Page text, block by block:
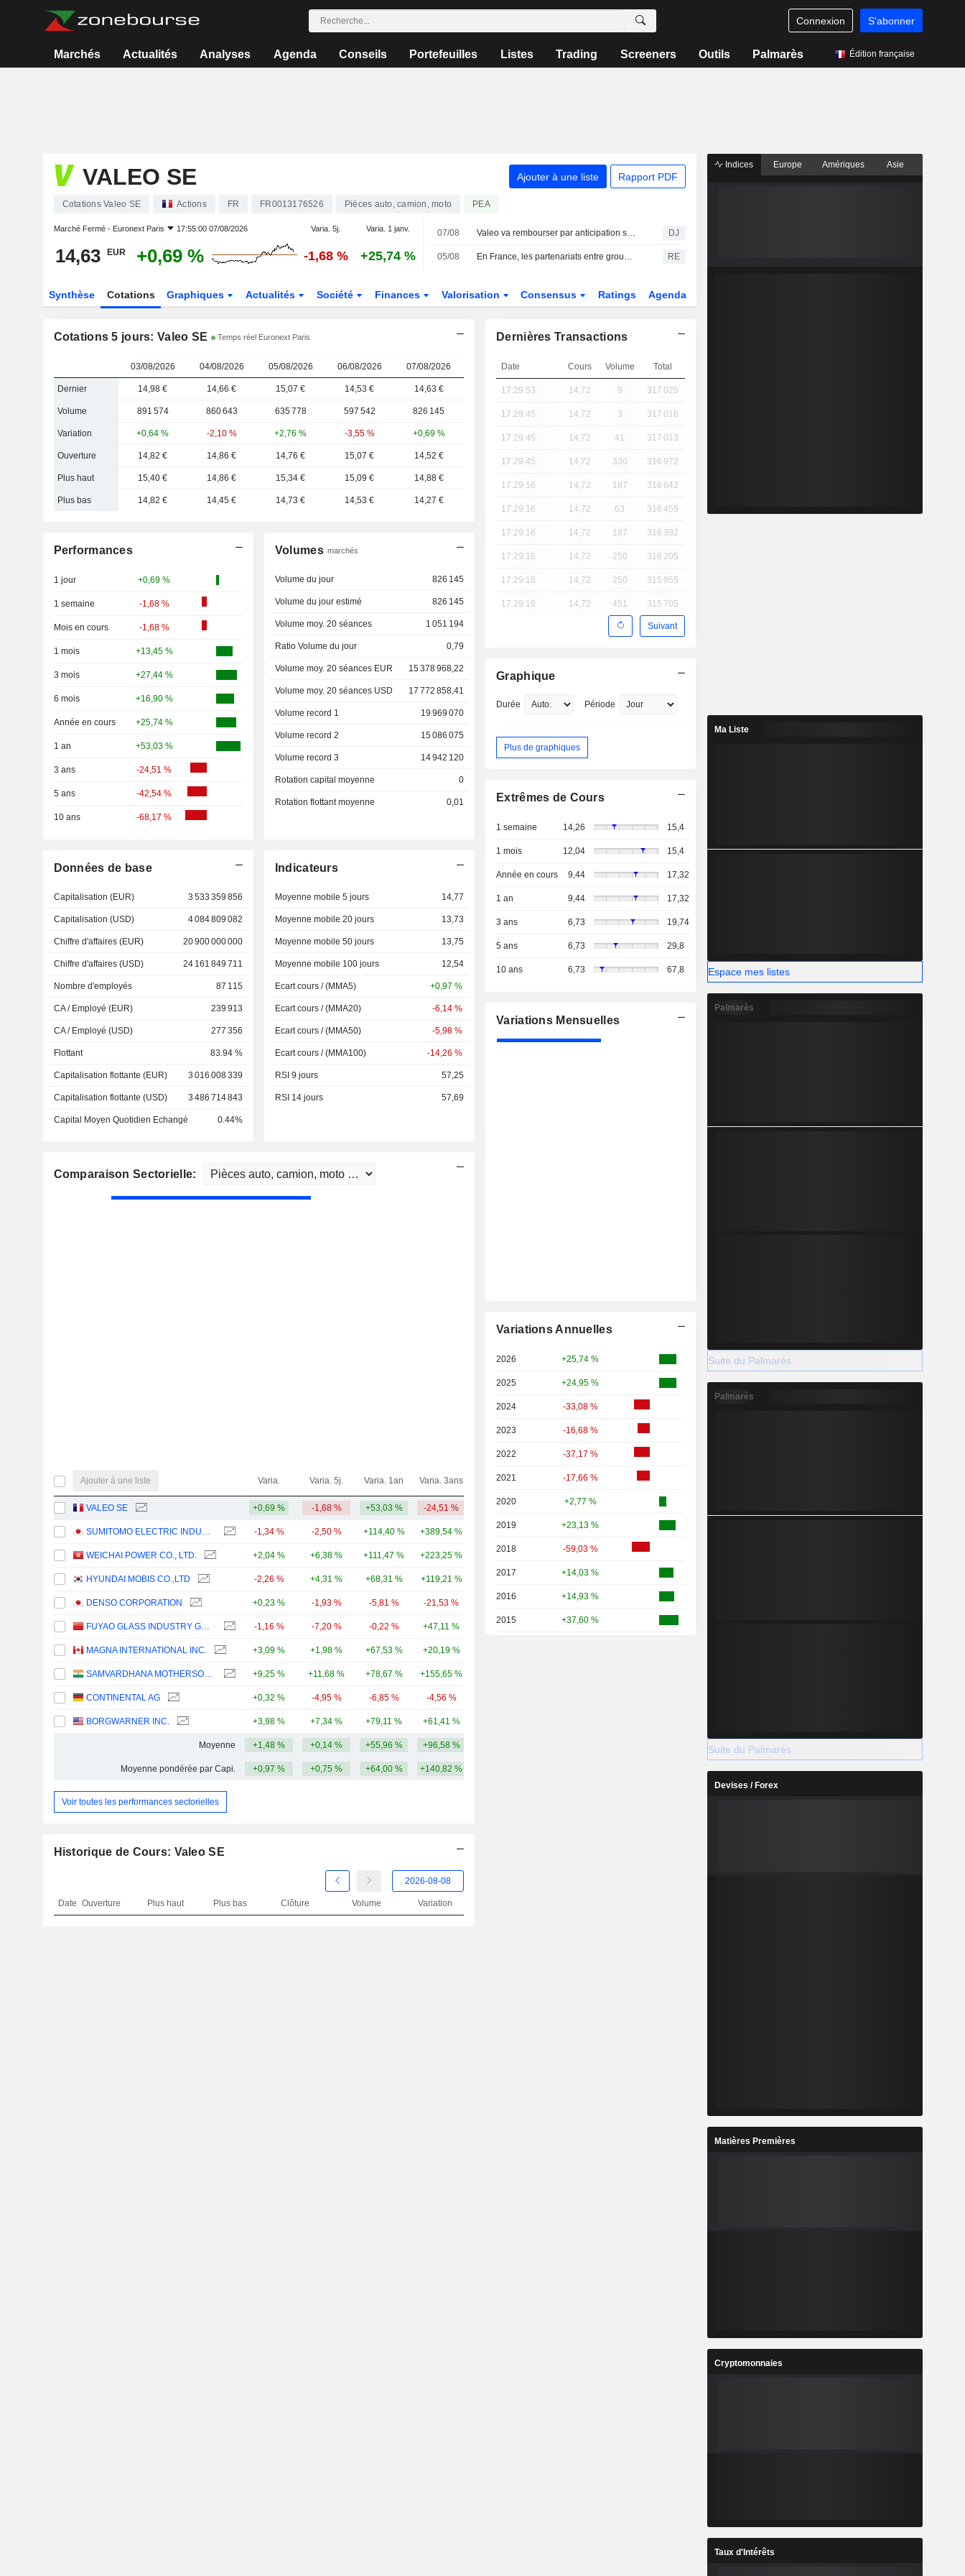
Connexion S'abonner
Marchés Actualités Analyses Agenda Conseils Portefeuilles Listes Trading Screeners Outils Palmarès Édition française
VALEO SE Ajouter à une liste Rapport PDF
Cotations Valeo SE Actions FR FR0013176526 Pièces auto, camion, moto PEA
Marché Fermé - Euronext Paris 17:55:00 07/08/2026 Varia. 5j. Varia. 1 janv.
14,63 EUR +0,69 % -1,68 % +25,74 %
07/08 Valeo va rembourser par anticipation ses obligations 2027 DJ
05/08 En France, les partenariats entre groupes automobiles et dronistes se multiplient RE
Synthèse Cotations Graphiques Actualités Société Finances Valorisation Consensus Ratings Agenda
Cotations 5 jours: Valeo SE Temps réel Euronext Paris
03/08/2026 04/08/2026 05/08/2026 06/08/2026 07/08/2026
Dernier 14,98 € 14,66 € 15,07 € 14,53 € 14,63 €
Volume 891 574 860 643 635 778 597 542 826 145
Variation +0,64 % -2,10 % +2,76 % -3,55 % +0,69 %
Ouverture 14,82 € 14,86 € 14,76 € 15,07 € 14,52 €
Plus haut 15,40 € 14,86 € 15,34 € 15,09 € 14,88 €
Plus bas 14,82 € 14,45 € 14,73 € 14,53 € 14,27 €
Performances
1 jour +0,69 %
1 semaine -1,68 %
Mois en cours -1,68 %
1 mois +13,45 %
3 mois +27,44 %
6 mois +16,90 %
Année en cours +25,74 %
1 an +53,03 %
3 ans -24,51 %
5 ans -42,54 %
10 ans -68,17 %
Volumes marchés
Volume du jour 826 145
Volume du jour estimé 826 145
Volume moy. 20 séances 1 051 194
Ratio Volume du jour 0,79
Volume moy. 20 séances EUR 15 378 968,22
Volume moy. 20 séances USD 17 772 858,41
Volume record 1 19 969 070
Volume record 2 15 086 075
Volume record 3 14 942 120
Rotation capital moyenne 0
Rotation flottant moyenne 0,01
Données de base
Capitalisation (EUR) 3 533 359 856
Capitalisation (USD) 4 084 809 082
Chiffre d'affaires (EUR) 20 900 000 000
Chiffre d'affaires (USD) 24 161 849 711
Nombre d'employés 87 115
CA / Employé (EUR) 239 913
CA / Employé (USD) 277 356
Flottant 83.94 %
Capitalisation flottante (EUR) 3 016 008 339
Capitalisation flottante (USD) 3 486 714 843
Capital Moyen Quotidien Echangé 0.44%
Indicateurs
Moyenne mobile 5 jours 14,77
Moyenne mobile 20 jours 13,73
Moyenne mobile 50 jours 13,75
Moyenne mobile 100 jours 12,54
Ecart cours / (MMA5) +0,97 %
Ecart cours / (MMA20) -6,14 %
Ecart cours / (MMA50) -5,98 %
Ecart cours / (MMA100) -14,26 %
RSI 9 jours 57,25
RSI 14 jours 57,69
Comparaison Sectorielle:
Ajouter à une liste Varia. Varia. 5j. Varia. 1an Varia. 3ans Capi.($)
VALEO SE +0,69 % -1,68 % +53,03 % -24,51 %
SUMITOMO ELECTRIC INDUSTRIES, LTD. -1,34 % -2,50 % +114,40 % +389,54 %
WEICHAI POWER CO., LTD. +2,04 % +6,38 % +111,47 % +223,25 %
HYUNDAI MOBIS CO.,LTD -2,26 % +4,31 % +68,31 % +119,21 %
DENSO CORPORATION +0,23 % -1,93 % -5,81 % -21,53 %
FUYAO GLASS INDUSTRY GROUP CO., LTD. -1,16 % -7,20 % -0,22 % +47,11 %
MAGNA INTERNATIONAL INC. +3,09 % +1,98 % +67,53 % +20,19 %
SAMVARDHANA MOTHERSON INTERNATIONAL LIMITED +9,25 % +11,68 % +78,67 % +155,65 %
CONTINENTAL AG +0,32 % -4,95 % -6,85 % -4,56 %
BORGWARNER INC. +3,98 % +7,34 % +79,11 % +61,41 %
Moyenne +1,48 % +0,14 % +55,96 % +96,58 %
Moyenne pondérée par Capi. +0,97 % +0,75 % +64,00 % +140,82 %
Voir toutes les performances sectorielles
Historique de Cours: Valeo SE
Date Ouverture Plus haut Plus bas Clôture Volume Variation
Dernières Transactions
Date Cours Volume Total
17:29:53 14,72 9 317 025
17:29:45 14,72 3 317 016
17:29:45 14,72 41 317 013
17:29:45 14,72 330 316 972
17:29:16 14,72 187 316 642
17:29:16 14,72 63 316 455
17:29:16 14,72 187 316 392
17:29:16 14,72 250 316 205
17:29:16 14,72 250 315 955
17:29:16 14,72 451 315 705
Suivant
Graphique
Durée Période
Plus de graphiques
Extrêmes de Cours
1 semaine 14,26 15,4
1 mois 12,04 15,4
Année en cours 9,44 17,32
1 an 9,44 17,32
3 ans 6,73 19,74
5 ans 6,73 29,8
10 ans 6,73 67,8
Variations Mensuelles
Variations Annuelles
2026 +25,74 %
2025 +24,95 %
2024 -33,08 %
2023 -16,68 %
2022 -37,17 %
2021 -17,66 %
2020 +2,77 %
2019 +23,13 %
2018 -59,03 %
2017 +14,03 %
2016 +14,93 %
2015 +37,60 %
Indices Europe Amériques Asie
Ma Liste
Espace mes listes
Palmarès
Suite du Palmarès
Palmarès
Suite du Palmarès
Devises / Forex
Matières Premières
Cryptomonnaies
Taux d'Intérêts